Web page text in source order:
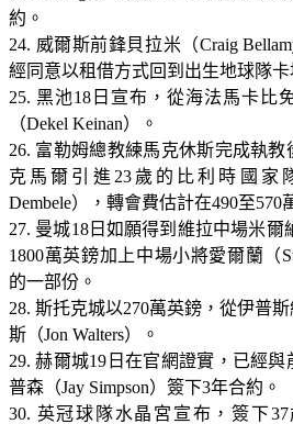
約。
24. 威爾斯前鋒貝拉米（Craig
經同意以租借方式回到出生地球隊卡
25. 黑池18日宣布，從海法馬卡比
（Dekel Keinan）。
26. 富勒姆總教練馬克休斯完成執
克馬爾引進23歲的比利時國家
Dembele），轉會費估計在490至570
27. 曼城18日如願得到維拉中場米爾
1800萬英鎊加上中場小將愛爾蘭（
的一部份。
28. 斯托克城以270萬英鎊，從伊普
斯（Jon Walters）。
29. 赫爾城19日在官網證實，已經
普森（Jay Simpson）簽下3年合約。
30. 英冠球隊水晶宮宣布，簽下